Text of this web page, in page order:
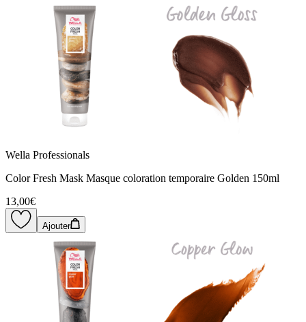
Wella Professionals
Color Fresh Mask Masque coloration temporaire Golden 150ml
13,00€
Ajouter